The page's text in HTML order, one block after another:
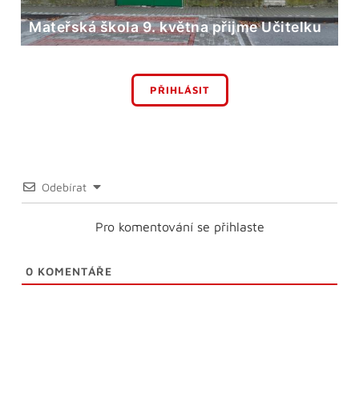
Mateřská škola 9. května přijme Učitelku
PŘIHLÁSIT
Odebírat
Pro komentování se přihlaste
0 KOMENTÁŘE